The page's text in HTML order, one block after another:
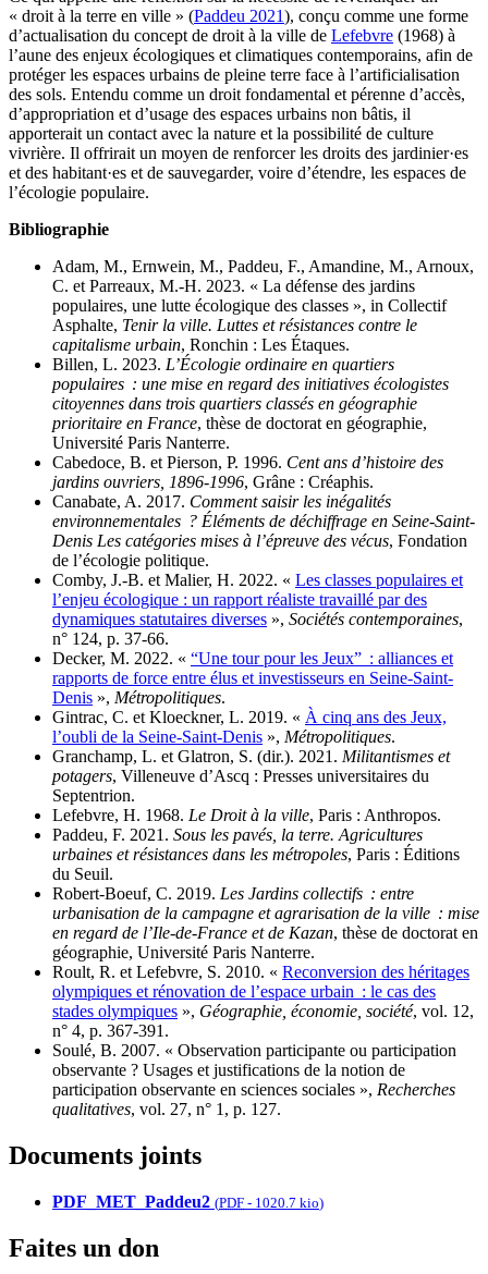
« droit à la terre en ville » (Paddeu 2021), conçu comme une forme
d’actualisation du concept de droit à la ville de Lefebvre (1968) à
l’aune des enjeux écologiques et climatiques contemporains, afin de
protéger les espaces urbains de pleine terre face à l’artificialisation
des sols. Entendu comme un droit fondamental et pérenne d’accès,
d’appropriation et d’usage des espaces urbains non bâtis, il
apporterait un contact avec la nature et la possibilité de culture
vivrière. Il offrirait un moyen de renforcer les droits des jardinier·es
et des habitant·es et de sauvegarder, voire d’étendre, les espaces de
l’écologie populaire.
Bibliographie
Adam, M., Ernwein, M., Paddeu, F., Amandine, M., Arnoux,
C. et Parreaux, M.-H. 2023. « La défense des jardins
populaires, une lutte écologique des classes », in Collectif
Asphalte, Tenir la ville. Luttes et résistances contre le
capitalisme urbain, Ronchin : Les Étaques.
Billen, L. 2023. L’Écologie ordinaire en quartiers
populaires : une mise en regard des initiatives écologistes
citoyennes dans trois quartiers classés en géographie
prioritaire en France, thèse de doctorat en géographie,
Université Paris Nanterre.
Cabedoce, B. et Pierson, P. 1996. Cent ans d’histoire des
jardins ouvriers, 1896-1996, Grâne : Créaphis.
Canabate, A. 2017. Comment saisir les inégalités
environnementales ? Éléments de déchiffrage en Seine-Saint-
Denis Les catégories mises à l’épreuve des vécus, Fondation
de l’écologie politique.
Comby, J.-B. et Malier, H. 2022. « Les classes populaires et
l’enjeu écologique : un rapport réaliste travaillé par des
dynamiques statutaires diverses », Sociétés contemporaines,
n° 124, p. 37-66.
Decker, M. 2022. « “Une tour pour les Jeux” : alliances et
rapports de force entre élus et investisseurs en Seine-Saint-
Denis », Métropolitiques.
Gintrac, C. et Kloeckner, L. 2019. « À cinq ans des Jeux,
l’oubli de la Seine-Saint-Denis », Métropolitiques.
Granchamp, L. et Glatron, S. (dir.). 2021. Militantismes et
potagers, Villeneuve d’Ascq : Presses universitaires du
Septentrion.
Lefebvre, H. 1968. Le Droit à la ville, Paris : Anthropos.
Paddeu, F. 2021. Sous les pavés, la terre. Agricultures
urbaines et résistances dans les métropoles, Paris : Éditions
du Seuil.
Robert-Boeuf, C. 2019. Les Jardins collectifs : entre
urbanisation de la campagne et agrarisation de la ville : mise
en regard de l’Ile-de-France et de Kazan, thèse de doctorat en
géographie, Université Paris Nanterre.
Roult, R. et Lefebvre, S. 2010. « Reconversion des héritages
olympiques et rénovation de l’espace urbain : le cas des
stades olympiques », Géographie, économie, société, vol. 12,
n° 4, p. 367-391.
Soulé, B. 2007. « Observation participante ou participation
observante ? Usages et justifications de la notion de
participation observante en sciences sociales », Recherches
qualitatives, vol. 27, n° 1, p. 127.
Documents joints
PDF_MET_Paddeu2 (PDF - 1020.7 kio)
Faites un don